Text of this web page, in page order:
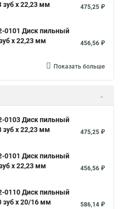
зуб х 22,23 мм
475,25 ₽
0101 Диск пильный
х 22,23 мм
456,56 ₽
Показать больше
0103 Диск пильный
зуб х 22,23 мм
475,25 ₽
0101 Диск пильный
х 22,23 мм
456,56 ₽
0110 Диск пильный
зуб х 20/16 мм
586,14 ₽